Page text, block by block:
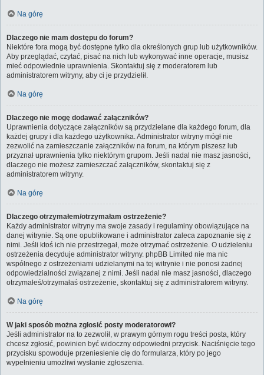
Na górę
Dlaczego nie mam dostępu do forum?
Niektóre fora mogą być dostępne tylko dla określonych grup lub użytkowników.
Aby przeglądać, czytać, pisać na nich lub wykonywać inne operacje, musisz
mieć odpowiednie uprawnienia. Skontaktuj się z moderatorem lub
administratorem witryny, aby ci je przydzielił.
Na górę
Dlaczego nie mogę dodawać załączników?
Uprawnienia dotyczące załączników są przydzielane dla każdego forum, dla
każdej grupy i dla każdego użytkownika. Administrator witryny mógł nie
zezwolić na zamieszczanie załączników na forum, na którym piszesz lub
przyznał uprawnienia tylko niektórym grupom. Jeśli nadal nie masz jasności,
dlaczego nie możesz zamieszczać załączników, skontaktuj się z
administratorem witryny.
Na górę
Dlaczego otrzymałem/otrzymałam ostrzeżenie?
Każdy administrator witryny ma swoje zasady i regulaminy obowiązujące na
danej witrynie. Są one opublikowane i administrator zaleca zapoznanie się z
nimi. Jeśli ktoś ich nie przestrzegał, może otrzymać ostrzeżenie. O udzieleniu
ostrzeżenia decyduje administrator witryny. phpBB Limited nie ma nic
wspólnego z ostrzeżeniami udzielanymi na tej witrynie i nie ponosi żadnej
odpowiedzialności związanej z nimi. Jeśli nadal nie masz jasności, dlaczego
otrzymałeś/otrzymałaś ostrzeżenie, skontaktuj się z administratorem witryny.
Na górę
W jaki sposób można zgłosić posty moderatorowi?
Jeśli administrator na to zezwolił, w prawym górnym rogu treści posta, który
chcesz zgłosić, powinien być widoczny odpowiedni przycisk. Naciśnięcie tego
przycisku spowoduje przeniesienie cię do formularza, który po jego
wypełnieniu umożliwi wysłanie zgłoszenia.